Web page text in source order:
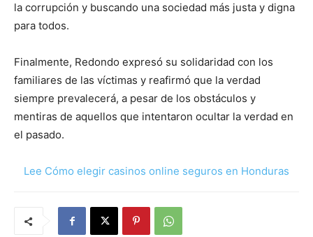
la corrupción y buscando una sociedad más justa y digna
para todos.
Finalmente, Redondo expresó su solidaridad con los
familiares de las víctimas y reafirmó que la verdad
siempre prevalecerá, a pesar de los obstáculos y
mentiras de aquellos que intentaron ocultar la verdad en
el pasado.
Lee Cómo elegir casinos online seguros en Honduras